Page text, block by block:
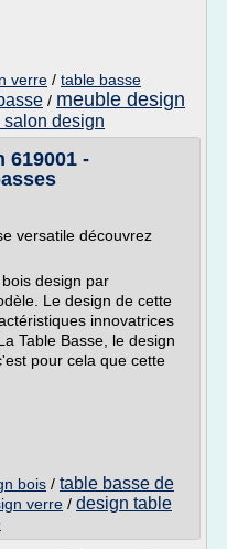
verre / table basse
/ meuble design
design
619001 -
versatile découvrez
design par
Le design de cette
innovatrices
Table Basse, le design
pour cela que cette
bois / table basse de
verre / design table